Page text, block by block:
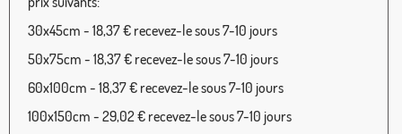
30x45cm - 18,37 € recevez-le sous 7-10 jours
50x75cm - 18,37 € recevez-le sous 7-10 jours
60x100cm - 18,37 € recevez-le sous 7-10 jours
100x150cm - 29,02 € recevez-le sous 7-10 jours